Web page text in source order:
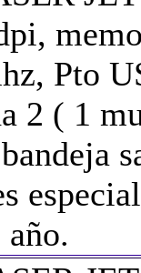
Pto
2 ( 1